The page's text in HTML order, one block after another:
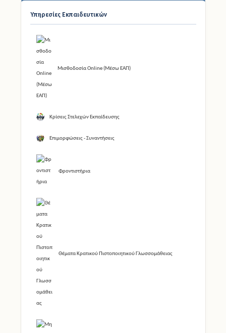
Υπηρεσίες Εκπαιδευτικών
Μισθοδοσία Online (Μέσω ΕΑΠ)
Κρίσεις Στελεχών Εκπαίδευσης
Επιμορφώσεις - Συναντήσεις
Φροντιστήρια
Θέματα Κρατικού Πιστοποιητικού Γλωσσομάθειας